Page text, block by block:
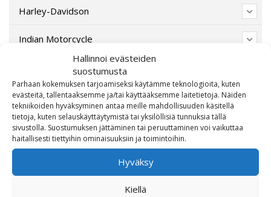
Hallinnoi evästeiden
suostumusta
Parhaan kokemuksen tarjoamiseksi käytämme teknologioita, kuten
evästeitä, tallentaaksemme ja/tai käyttääksemme laitetietoja. Näiden
tekniikoiden hyväksyminen antaa meille mahdollisuuden käsitellä
tietoja, kuten selauskäyttäytymistä tai yksilöllisiä tunnuksia tällä
sivustolla. Suostumuksen jättäminen tai peruuttaminen voi vaikuttaa
haitallisesti tiettyihin ominaisuuksiin ja toimintoihin.
Hyväksy
Kiellä
Harley-Davidson
Indian Motorcycle
Lisävarusteet
Poistotori
Polaris
Suzuki